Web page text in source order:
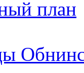
план